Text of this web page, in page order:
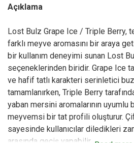
Açıklama
Lost Bulz Grape Ice / Triple Berry,
farklı meyve aromasını bir araya
bir kullanım deneyimi sunan Lost
seçeneklerinden biridir. Grape Ice
ve hafif tatlı karakteri serinletici
tamamlanırken, Triple Berry
yaban mersini aromalarının
meyvemsi bir tat profili oluşturur.
sayesinde kullanıcılar diledikleri